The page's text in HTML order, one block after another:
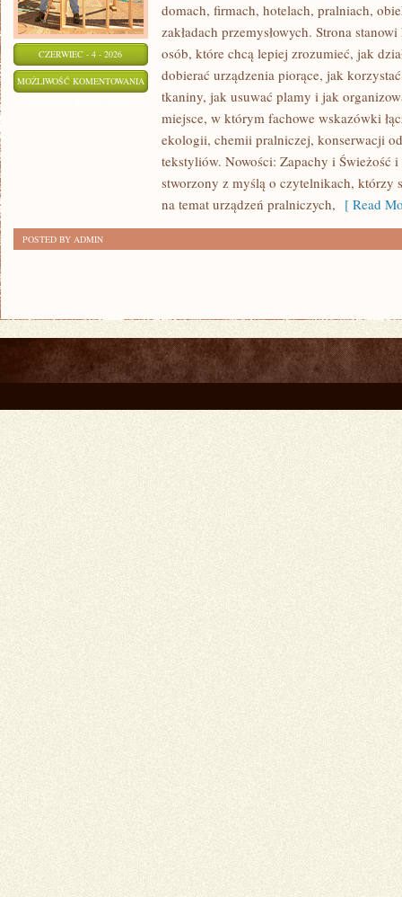
CZERWIEC - 4 - 2026
MOŻLIWOŚĆ KOMENTOWANIA PRALKI
SUSZARKI
domach, firmach, hotelach, pralniach,
zakładach przemysłowych. Strona
osób, które chcą lepiej zrozumieć, jak
dobierać urządzenia piorące, jak
tkaniny, jak usuwać plamy i jak
miejsce, w którym fachowe wskazówki
ekologii, chemii pralniczej, konserwacji
tekstyliów. Nowości: Zapachy i Świeżość i
stworzony z myślą o czytelnikach, którzy
na temat urządzeń pralniczych, [ Read
POSTED BY ADMIN